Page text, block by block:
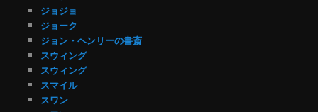
ジョジョ
ジョーク
ジョン・ヘンリーの書斎
スウィング
スウィング
スマイル
スワン